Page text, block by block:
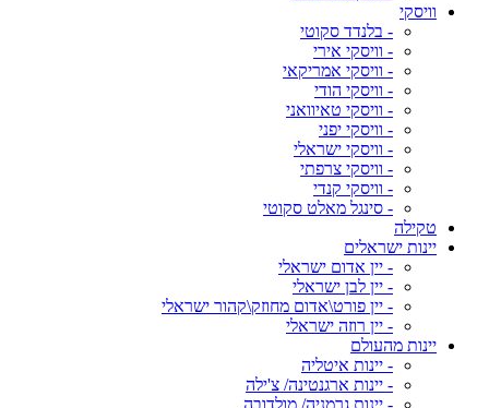
וויסקי
- בלנדד סקוטי
- וויסקי אירי
- וויסקי אמריקאי
- וויסקי הודי
- וויסקי טאיוואני
- וויסקי יפני
- וויסקי ישראלי
- וויסקי צרפתי
- וויסקי קנדי
- סינגל מאלט סקוטי
טקילה
יינות ישראלים
- יין אדום ישראלי
- יין לבן ישראלי
- יין פורט\אדום מחוזק\קהור ישראלי
- יין רוזה ישראלי
יינות מהעולם
- יינות איטליה
- יינות ארגנטינה/ צ'ילה
- יינות גרמניה/ מולדובה